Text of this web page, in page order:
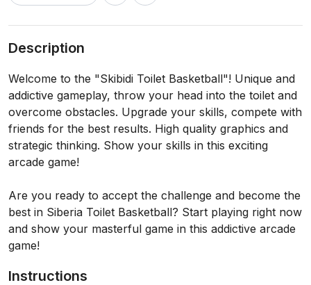
Description
Welcome to the "Skibidi Toilet Basketball"! Unique and
addictive gameplay, throw your head into the toilet and
overcome obstacles. Upgrade your skills, compete with
friends for the best results. High quality graphics and
strategic thinking. Show your skills in this exciting
arcade game!
Are you ready to accept the challenge and become the
best in Siberia Toilet Basketball? Start playing right now
and show your masterful game in this addictive arcade
game!
Instructions